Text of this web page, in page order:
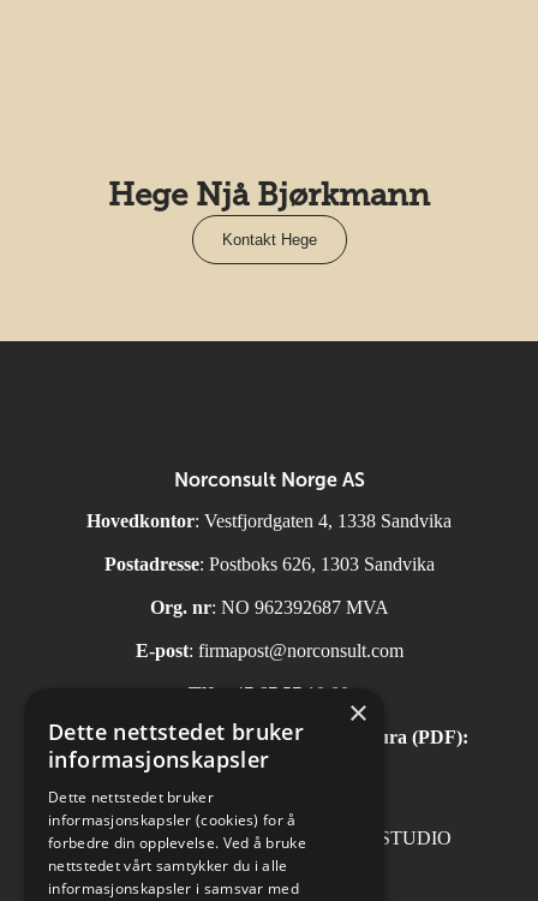
Hege Njå Bjørkmann
Kontakt Hege
Norconsult Norge AS
Hovedkontor: Vestfjordgaten 4, 1338 Sandvika
Postadresse: Postboks 626, 1303 Sandvika
Org. nr: NO 962392687 MVA
E-post: firmapost@norconsult.com
Tlf: +47 67 57 10 00
Automatisk mottak av inngående faktura (PDF):
invoice.no@norconsult.com
Forsidefoto: RASMUS HJORTSHOJ STUDIO
×
Dette nettstedet bruker
informasjonskapsler
Dette nettstedet bruker
informasjonskapsler (cookies) for å
forbedre din opplevelse. Ved å bruke
nettstedet vårt samtykker du i alle
informasjonskapsler i samsvar med